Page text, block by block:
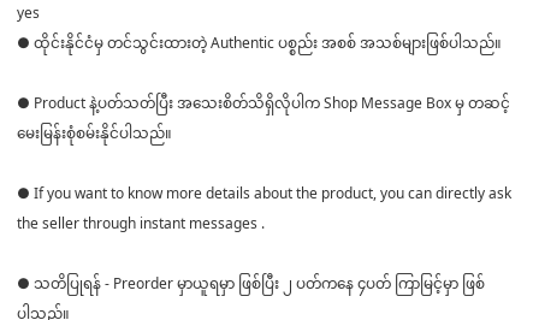
yes
● ထိုင်းနိုင်ငံမှ တင်သွင်းထားတဲ့ Authentic ပစ္စည်း အစစ် အသစ်များဖြစ်ပါသည်။
● Product နဲ့ပတ်သတ်ပြီး အသေးစိတ်သိရှိလိုပါက Shop Message Box မှ တဆင့်
မေးမြန်းစုံစမ်းနိုင်ပါသည်။
● If you want to know more details about the product, you can directly ask
the seller through instant messages .
● သတိပြုရန် - Preorder မှာယူရမှာ ဖြစ်ပြီး ၂ ပတ်ကနေ ၄ပတ် ကြာမြင့်မှာ ဖြစ်
ပါသည်။